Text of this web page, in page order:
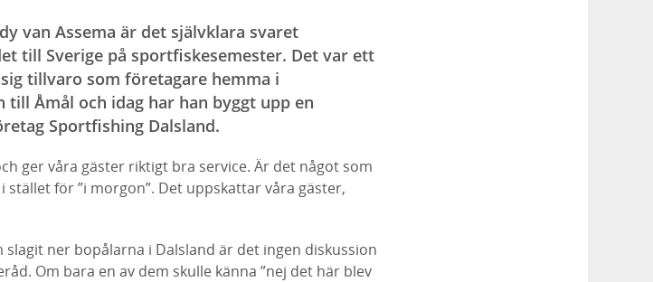
van Assema är det självklara svaret
till Sverige på sportfiskesemester. Det var ett
tillvaro som företagare hemma i
Åmål och idag har han byggt upp en
Sportfishing Dalsland.
ger våra gäster riktigt bra service. Är det något som
för ”i morgon”. Det uppskattar våra gäster,
ner bopålarna i Dalsland är det ingen diskussion
Om bara en av dem skulle känna ”nej det här blev